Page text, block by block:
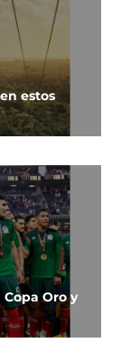
estos
Oro y